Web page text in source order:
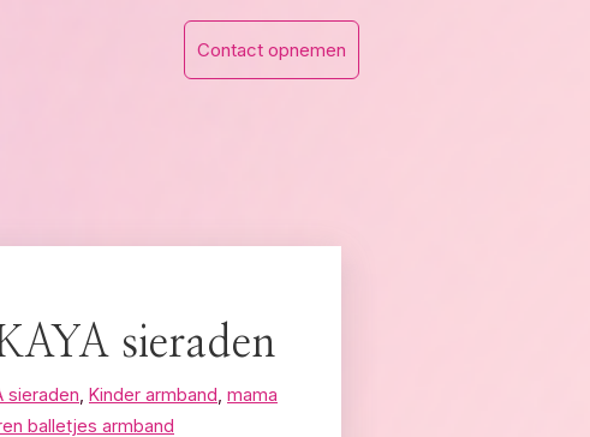
Contact opnemen
sieraden
sieraden Kinder armband mama
balletjes armband